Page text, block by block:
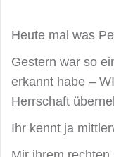
Heute mal was
Gestern war so
erkannt habe –
Herrschaft
Ihr kennt ja